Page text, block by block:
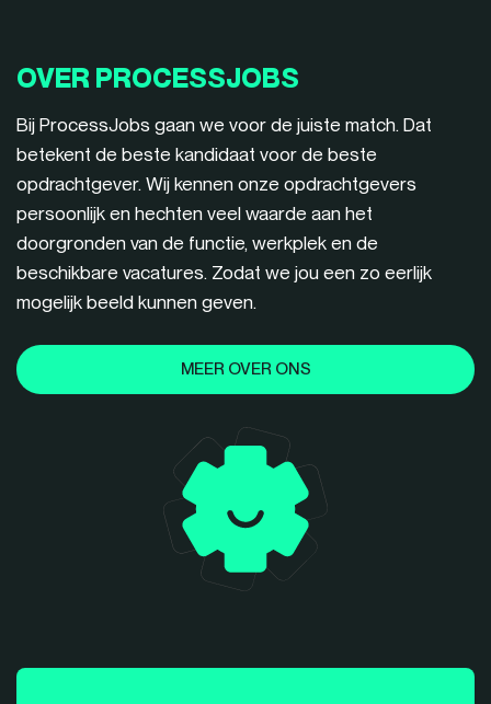
OVER PROCESSJOBS
Bij ProcessJobs gaan we voor de juiste match. Dat
betekent de beste kandidaat voor de beste
opdrachtgever. Wij kennen onze opdrachtgevers
persoonlijk en hechten veel waarde aan het
doorgronden van de functie, werkplek en de
beschikbare vacatures. Zodat we jou een zo eerlijk
mogelijk beeld kunnen geven.
MEER OVER ONS